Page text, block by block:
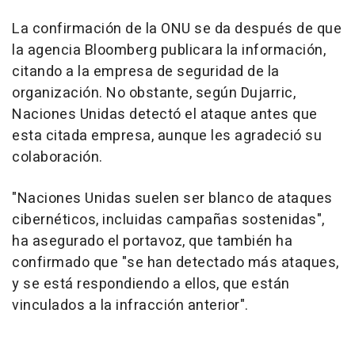
La confirmación de la ONU se da después de que
la agencia Bloomberg publicara la información,
citando a la empresa de seguridad de la
organización. No obstante, según Dujarric,
Naciones Unidas detectó el ataque antes que
esta citada empresa, aunque les agradeció su
colaboración.
"Naciones Unidas suelen ser blanco de ataques
cibernéticos, incluidas campañas sostenidas",
ha asegurado el portavoz, que también ha
confirmado que "se han detectado más ataques,
y se está respondiendo a ellos, que están
vinculados a la infracción anterior".